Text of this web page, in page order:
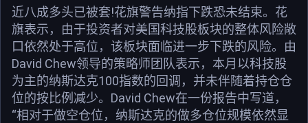
近八成多头已被套!花旗警告纳指下跌恐未结束。花
旗表示，由于投资者对美国科技股板块的整体风险敞
口依然处于高位，该板块面临进一步下跌的风险。由
David Chew领导的策略师团队表示，本月以科技股
为主的纳斯达克100指数的回调，并未伴随着持仓仓
位的按比例减少。David Chew在一份报告中写道，
“相对于做空仓位，纳斯达克的做多仓位规模依然显